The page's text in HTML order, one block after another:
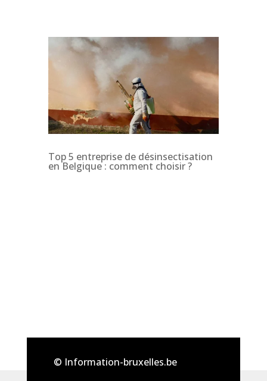
Top 5 entreprise de désinsectisation
en Belgique : comment choisir ?
© Information-bruxelles.be